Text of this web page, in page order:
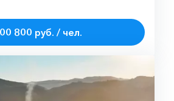
800 руб. / чел.